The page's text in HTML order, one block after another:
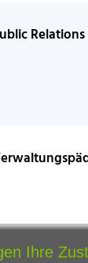
Relations
Ihre